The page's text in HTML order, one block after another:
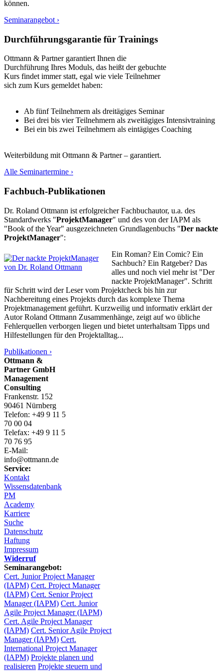
können.
Seminarangebot ›
Durchführungsgarantie für Trainings
Ottmann & Partner garantiert Ihnen die
Durchführung Ihres Moduls, das heißt der gebuchte
Kurs findet immer statt, egal wie viele Teilnehmer
sich zum Kurs gemeldet haben:
Ab fünf Teilnehmern als dreitägiges Seminar
Bei drei bis vier Teilnehmern als zweitägiges Intensivtraining
Bei ein bis zwei Teilnehmern als eintägiges Coaching
Weiterbildung mit Ottmann & Partner – garantiert.
Alle Seminartermine ›
Fachbuch-Publikationen
Dr. Roland Ottmann ist erfolgreicher Fachbuchautor, u.a. des
Standardwerks "ProjektManager" und des von der IAPM als
"Book of the Year" ausgezeichneten Grundlagenbuchs "Der nackte
ProjektManager":
Ein Roman? Ein Comic? Ein
Sachbuch? Ein Ratgeber? Das
alles und noch viel mehr ist "Der
nackte ProjektManager". Schritt
für Schritt wird der Leser vom Projektcheck bis hin zur
Nachbereitung eines Projekts durch das komplexe Thema
Projektmanagement geführt. Kurzweilig und informativ erklärt der
Autor Roland Ottmann Zusammenhänge, zeigt auf wo übliche
Fehlerquellen verborgen liegen und bietet unterhaltsam Tipps und
Hilfestellungen für den Projektalltag...
Publikationen ›
Ottmann &
Partner GmbH
Management
Consulting
Frankenstr. 152
90461 Nürnberg
Telefon: +49 9 11 5
70 00 04
Telefax: +49 9 11 5
70 76 95
E-Mail:
info@ottmann.de
Service:
Kontakt
Wissensdatenbank
PM
Academy
Karriere
Suche
Datenschutz
Haftung
Impressum
Widerruf
Seminarangebot:
Cert. Junior Project Manager
(IAPM) Cert. Project Manager
(IAPM) Cert. Senior Project
Manager (IAPM) Cert. Junior
Agile Project Manager (IAPM)
Cert. Agile Project Manager
(IAPM) Cert. Senior Agile Project
Manager (IAPM) Cert.
International Project Manager
(IAPM) Projekte planen und
realisieren Projekte steuern und